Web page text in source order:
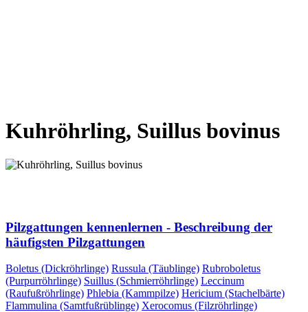
Kuhröhrling, Suillus bovinus
Pilzgattungen kennenlernen - Beschreibung der
häufigsten Pilzgattungen
Boletus (Dickröhrlinge) Russula (Täublinge) Rubroboletus
(Purpurröhrlinge) Suillus (Schmierröhrlinge) Leccinum
(Raufußröhrlinge) Phlebia (Kammpilze) Hericium (Stachelbärte)
Flammulina (Samtfußrüblinge) Xerocomus (Filzröhrlinge)